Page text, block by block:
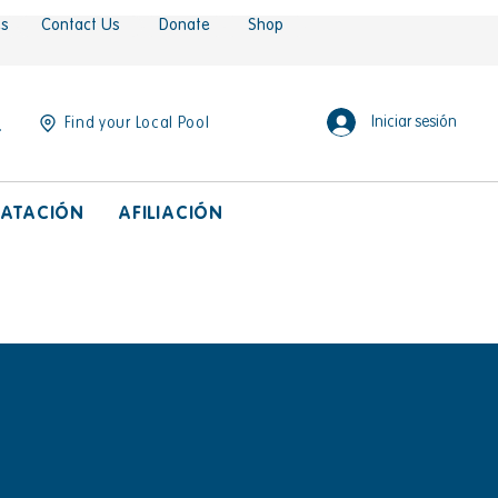
Contact Us Donate Shop
Find your Local Pool Iniciar sesión
AFILIACIÓN